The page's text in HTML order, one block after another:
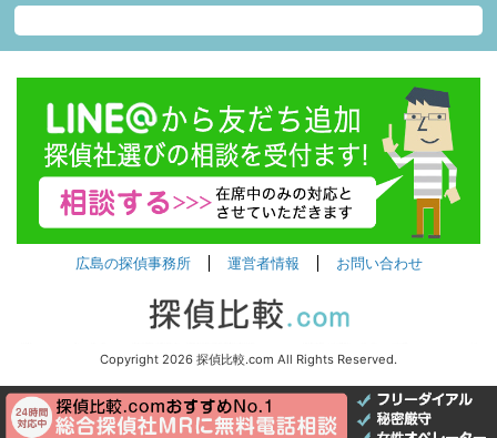
広島の探偵事務所 運営者情報 お問い合わせ
Copyright 2026 探偵比較.com All Rights Reserved.